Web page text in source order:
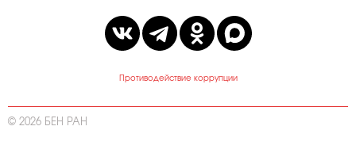
Противодействие коррупции
© 2026 БЕН РАН